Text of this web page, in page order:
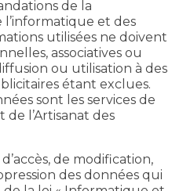
de la
l’informatique et des
utilisées ne doivent
associatives ou
ou utilisation à des
étant exclues.
sont les services de
de l’Artisanat des
de modification,
des données qui